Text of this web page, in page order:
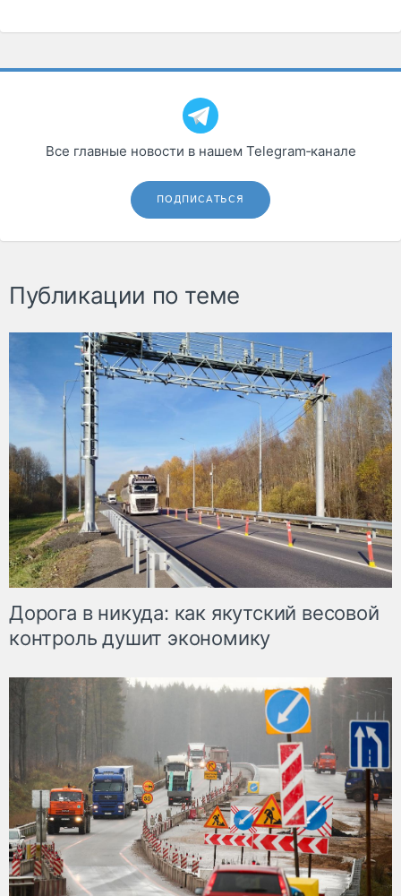
Все главные новости в нашем Telegram‑канале
ПОДПИСАТЬСЯ
Публикации по теме
Дорога в никуда: как якутский весовой
контроль душит экономику